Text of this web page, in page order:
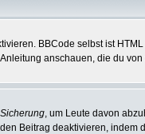
BBCode selbst ist
anschauen, die du
Sicherung, um Leute davon
Beitrag deaktivieren, indem